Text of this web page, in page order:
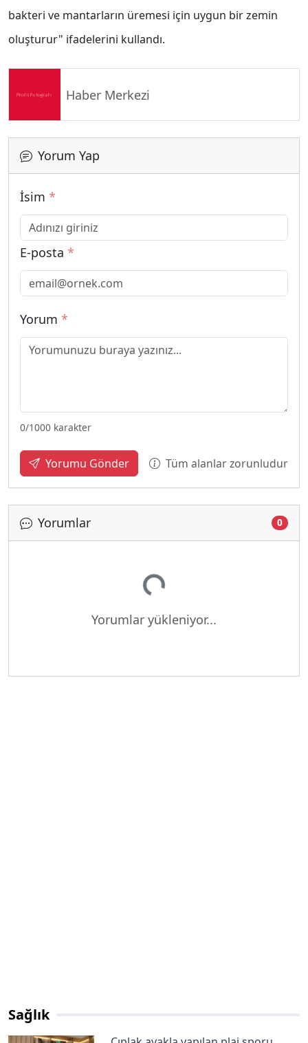
bakteri ve mantarların üremesi için uygun bir zemin
oluşturur" ifadelerini kullandı.
Haber Merkezi
Yorum Yap
İsim *
E-posta *
Yorum *
0/1000 karakter
Yorumu Gönder Tüm alanlar zorunludur
Yorumlar 0
Yükleniyor...
Yorumlar yükleniyor...
Sağlık